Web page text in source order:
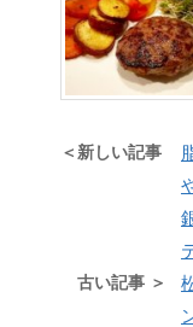
＜新しい記事
古い記事 ＞